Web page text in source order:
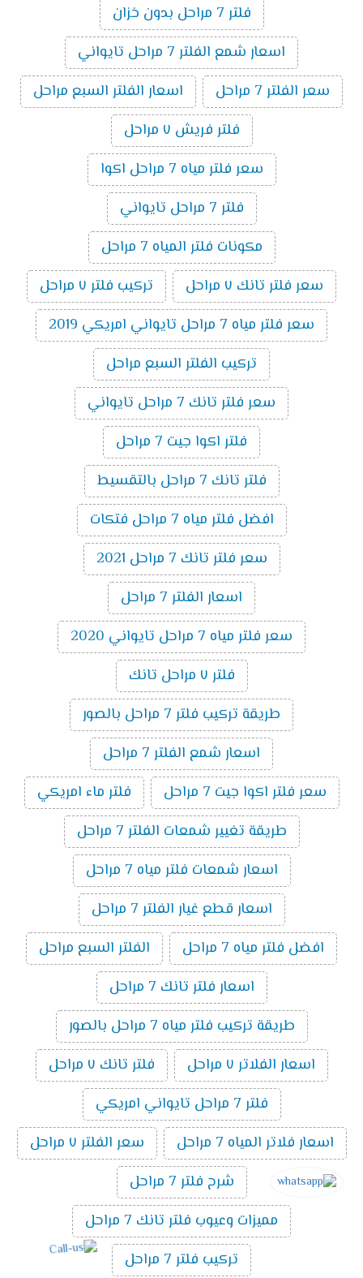
فلتر 7 مراحل بدون خزان
اسعار شمع الفلتر 7 مراحل تايواني
سعر الفلتر 7 مراحل
اسعار الفلتر السبع مراحل
فلتر فريش ٧ مراحل
سعر فلتر مياه 7 مراحل اكوا
فلتر 7 مراحل تايواني
مكونات فلتر المياه 7 مراحل
سعر فلتر تانك ٧ مراحل
تركيب فلتر ٧ مراحل
سعر فلتر مياه 7 مراحل تايواني امريكي 2019
تركيب الفلتر السبع مراحل
سعر فلتر تانك 7 مراحل تايواني
فلتر اكوا جيت 7 مراحل
فلتر تانك 7 مراحل بالتقسيط
افضل فلتر مياه 7 مراحل فتكات
سعر فلتر تانك 7 مراحل 2021
اسعار الفلتر 7 مراحل
سعر فلتر مياه 7 مراحل تايواني 2020
فلتر ٧ مراحل تانك
طريقة تركيب فلتر 7 مراحل بالصور
اسعار شمع الفلتر 7 مراحل
سعر فلتر اكوا جيت 7 مراحل
فلتر ماء امريكي
طريقة تغيير شمعات الفلتر 7 مراحل
اسعار شمعات فلتر مياه 7 مراحل
اسعار قطع غيار الفلتر 7 مراحل
افضل فلتر مياه 7 مراحل
الفلتر السبع مراحل
اسعار فلتر تانك 7 مراحل
طريقة تركيب فلتر مياه 7 مراحل بالصور
اسعار الفلاتر ٧ مراحل
فلتر تانك ٧ مراحل
فلتر 7 مراحل تايواني امريكي
اسعار فلاتر المياه 7 مراحل
سعر الفلتر ٧ مراحل
شرح فلتر 7 مراحل
مميزات وعيوب فلتر تانك 7 مراحل
تركيب فلتر 7 مراحل